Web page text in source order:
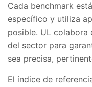
Cada benchmark
específico y utiliza
posible. UL colabora
del sector para
sea precisa,
El índice de